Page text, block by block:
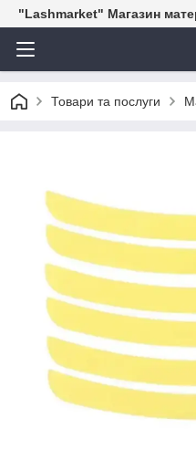
"Lashmarket" Магазин
Товари та послуги